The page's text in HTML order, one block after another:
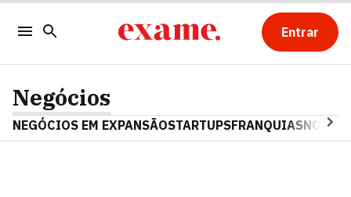
Entrar
Negócios
NEGÓCIOS EM EXPANSÃOSTARTUPSFRANQUIAS